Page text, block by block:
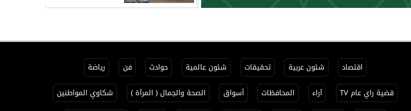
اقتصاد شئون عربية تحقيقات شئون عالمية حوادث فن
رياضة
قضية راي عام TV
آراء المحافظات أسواق الصحة والجمال ( المرآة ) شكاوي المواطنين